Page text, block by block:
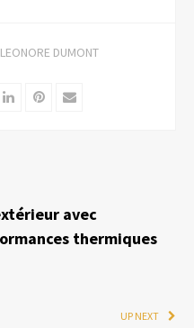
DUMONT
LinkedInPinterest
Email
avec
thermiques
UP NEXT